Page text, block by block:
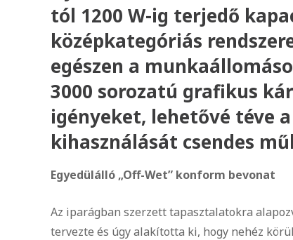
tól 1200 W-ig terjedő
középkategóriás
egészen a
3000 sorozatú grafikus
igényeket, lehetővé téve
kihasználását csendes
Egyedülálló „Off-Wet” konform bevonat
Az iparágban szerzett tapasztalatokra
tervezte és úgy alakította ki, hogy nehéz